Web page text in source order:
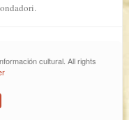
cultural. All rights